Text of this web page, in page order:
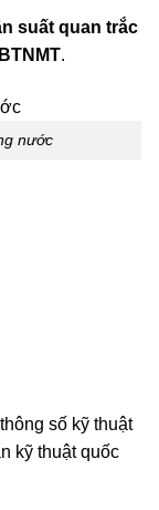
suất quan trắc
.
nước
số kỹ thuật
kỹ thuật quốc